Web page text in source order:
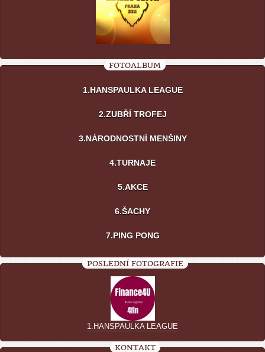
FOTOALBUM
1.HANSPAULKA LEAGUE
2.ZUBŘÍ TROFEJ
3.NÁRODNOSTNÍ MENŠINY
4.TURNAJE
5.AKCE
6.ŠACHY
7.PING PONG
POSLEDNÍ FOTOGRAFIE
1.HANSPAULKA LEAGUE
KONTAKT